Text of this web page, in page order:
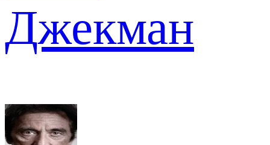
Джекман